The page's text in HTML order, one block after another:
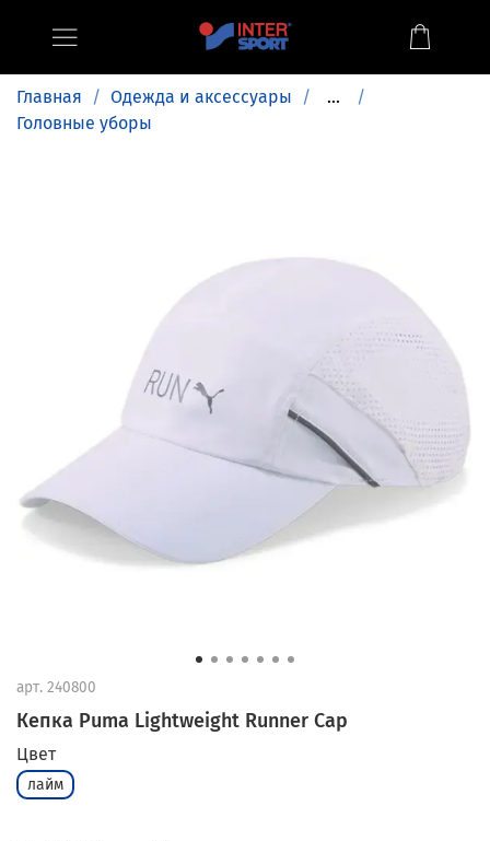
Главная Одежда и аксессуары
...
Головные уборы
арт. 240800
Кепка Puma Lightweight Runner Cap
Цвет
лайм